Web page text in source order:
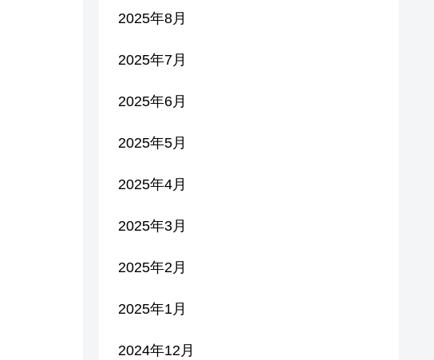
2025年8月
2025年7月
2025年6月
2025年5月
2025年4月
2025年3月
2025年2月
2025年1月
2024年12月